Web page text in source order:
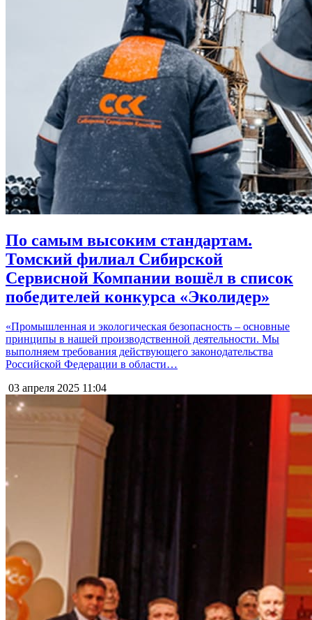
По самым высоким стандартам.
Томский филиал Сибирской
Сервисной Компании вошёл в список
победителей конкурса «Эколидер»
«Промышленная и экологическая безопасность – основные
принципы в нашей производственной деятельности. Мы
выполняем требования действующего законодательства
Российской Федерации в области…
03 апреля 2025 11:04